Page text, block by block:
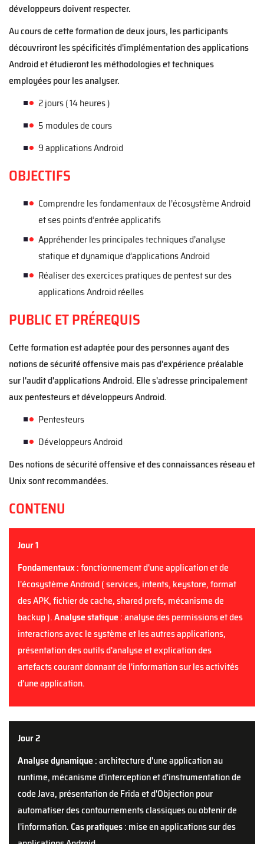
développeurs doivent respecter.
Au cours de cette formation de deux jours, les participants
découvriront les spécificités d'implémentation des applications
Android et étudieront les méthodologies et techniques
employées pour les analyser.
2jours (14heures )
5 modules de cours
9 applications Android
OBJECTIFS
Comprendre les fondamentaux de l’écosystème Android
et ses points d’entrée applicatifs
Appréhender les principales techniques d’analyse
statique et dynamique d’applications Android
Réaliser des exercices pratiques de pentest sur des
applications Android réelles
PUBLIC ET PRÉREQUIS
Cette formation est adaptée pour des personnes ayantdes
notions de sécurité offensive maispas d'expérience préalable
sur l'audit d'applications Android. Elle s'adresse principalement
aux pentesteurset développeurs Android.
Pentesteurs
Développeurs Android
Des notions de sécurité offensiveet desconnaissancesréseau et
Unix sont recommandées.
CONTENU
Jour 1
Fondamentaux:fonctionnement d'une application et de
l'écosystème Android ( services, intents, keystore, format
des APK, fichier de cache, shared prefs, mécanisme de
backup ).Analyse statique: analyse des permissions et des
interactions avec le système et les autres applications,
présentation des outils d'analyse et explication des
artefacts courant donnant de l'information sur les activités
d’une application.
Jour 2
Analyse dynamique: architecture d'une application au
runtime, mécanisme d'interception et d'instrumentation de
code Java, présentation de Frida et d'Objection pour
automatiser des contournements classiques ou obtenir de
l'information.Cas pratiques: mise en applications sur des